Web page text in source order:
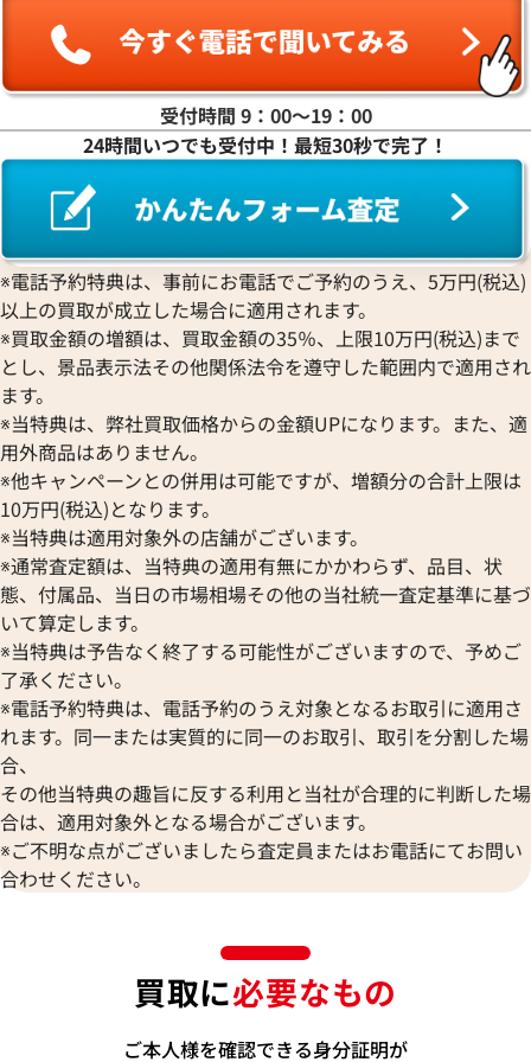
ヤ行
ワ行
受付時間 9：00〜19：00
24時間いつでも受付中！最短30秒で完了！
※電話予約特典は、事前にお電話でご予約のうえ、5万円(税込)
以上の買取が成立した場合に適用されます。
※買取金額の増額は、買取金額の35％、上限10万円(税込)まで
とし、景品表示法その他関係法令を遵守した範囲内で適用され
ます。
※当特典は、弊社買取価格からの金額UPになります。また、適
用外商品はありません。
※他キャンペーンとの併用は可能ですが、増額分の合計上限は
10万円(税込)となります。
※当特典は適用対象外の店舗がございます。
※通常査定額は、当特典の適用有無にかかわらず、品目、状
態、付属品、当日の市場相場その他の当社統一査定基準に基づ
いて算定します。
※当特典は予告なく終了する可能性がございますので、予めご
了承ください。
※電話予約特典は、電話予約のうえ対象となるお取引に適用さ
れます。同一または実質的に同一のお取引、取引を分割した場
合、
その他当特典の趣旨に反する利用と当社が合理的に判断した場
合は、適用対象外となる場合がございます。
※ご不明な点がございましたら査定員またはお電話にてお問い
合わせください。
買取に必要なもの
ご本人様を確認できる身分証明が